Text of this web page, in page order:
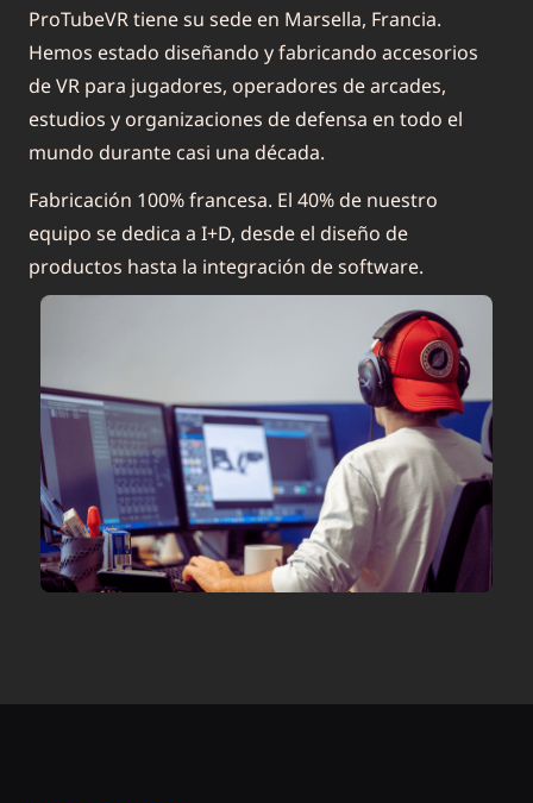
ProTubeVR tiene su sede en Marsella, Francia.
Hemos estado diseñando y fabricando accesorios
de VR para jugadores, operadores de arcades,
estudios y organizaciones de defensa en todo el
mundo durante casi una década.
Fabricación 100% francesa. El 40% de nuestro
equipo se dedica a I+D, desde el diseño de
productos hasta la integración de software.